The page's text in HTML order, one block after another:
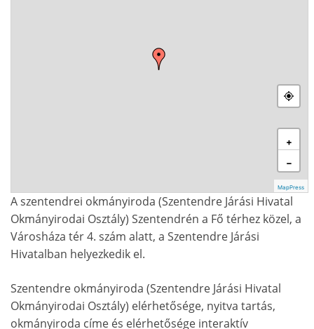
+
−
MapPress
A szentendrei okmányiroda (Szentendre Járási Hivatal
Okmányirodai Osztály) Szentendrén a Fő térhez közel, a
Városháza tér 4. szám alatt, a Szentendre Járási
Hivatalban helyezkedik el.
Szentendre okmányiroda (Szentendre Járási Hivatal
Okmányirodai Osztály) elérhetősége, nyitva tartás,
okmányiroda címe és elérhetősége interaktív